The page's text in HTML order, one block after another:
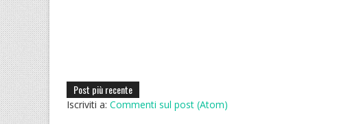
Post più recente
Iscriviti a: Commenti sul post (Atom)